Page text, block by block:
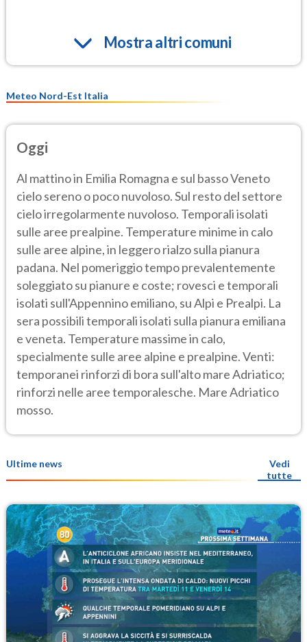
Mostra altri comuni
Meteo Nord-Est Italia
Oggi
Al mattino in Emilia Romagna e sul basso Veneto
cielo sereno o poco nuvoloso. Sul resto del settore
cielo irregolarmente nuvoloso. Temporali isolati
sulle aree prealpine. Temperature minime in calo
sulle aree alpine, in leggero rialzo sulla pianura
padana. Nel pomeriggio tempo prevalentemente
soleggiato su pianure e coste; rovesci e temporali
isolati sull'Appennino emiliano, su Alpi e Prealpi. La
sera possibili temporali isolati sulla pianura emiliana
e veneta. Temperature massime in calo,
specialmente sulle aree alpine e prealpine. Venti:
temporanei rinforzi di bora sull'alto mare Adriatico;
rinforzi nelle aree temporalesche. Mare Adriatico
mosso.
Ultime news
Vedi
tutte